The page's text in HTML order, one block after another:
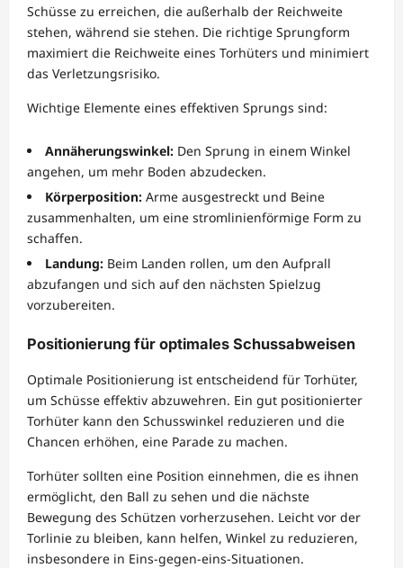
Schüsse zu erreichen, die außerhalb der Reichweite
stehen, während sie stehen. Die richtige Sprungform
maximiert die Reichweite eines Torhüters und minimiert
das Verletzungsrisiko.
Wichtige Elemente eines effektiven Sprungs sind:
Annäherungswinkel: Den Sprung in einem Winkel
angehen, um mehr Boden abzudecken.
Körperposition: Arme ausgestreckt und Beine
zusammenhalten, um eine stromlinienförmige Form zu
schaffen.
Landung: Beim Landen rollen, um den Aufprall
abzufangen und sich auf den nächsten Spielzug
vorzubereiten.
Positionierung für optimales Schussabweisen
Optimale Positionierung ist entscheidend für Torhüter,
um Schüsse effektiv abzuwehren. Ein gut positionierter
Torhüter kann den Schusswinkel reduzieren und die
Chancen erhöhen, eine Parade zu machen.
Torhüter sollten eine Position einnehmen, die es ihnen
ermöglicht, den Ball zu sehen und die nächste
Bewegung des Schützen vorherzusehen. Leicht vor der
Torlinie zu bleiben, kann helfen, Winkel zu reduzieren,
insbesondere in Eins-gegen-eins-Situationen.